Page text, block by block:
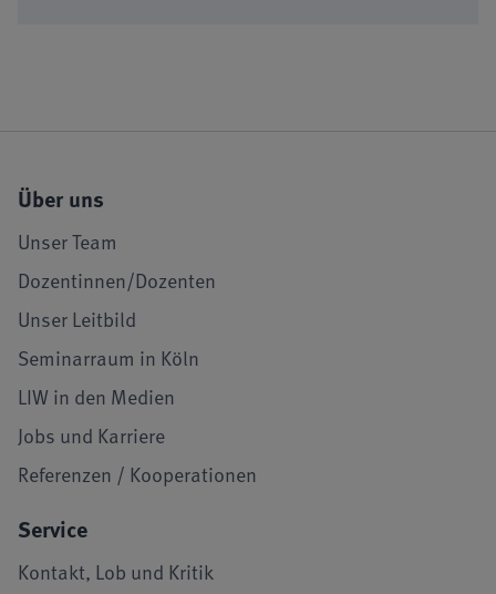
Über uns
Unser Team
Dozentinnen/Dozenten
Unser Leitbild
Seminarraum in Köln
LIW in den Medien
Jobs und Karriere
Referenzen / Kooperationen
Service
Kontakt, Lob und Kritik